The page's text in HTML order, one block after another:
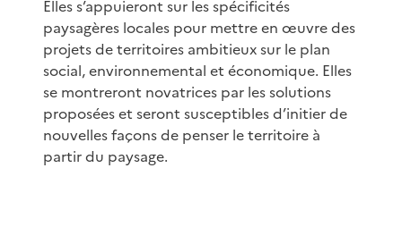
Elles s’appuieront sur les spéci­ficités
paysagères locales pour mettre en œuvre des
projets de territoires ambitieux sur le plan
social, environnemental et économique. Elles
se montreront novatrices par les solutions
proposées et seront susceptibles d’initier de
nouvelles façons de penser le territoire à
partir du paysage.